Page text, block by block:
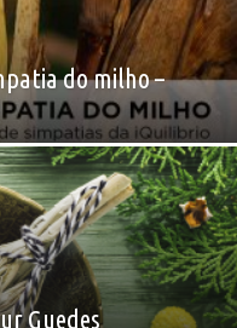
do milho –
Guedes